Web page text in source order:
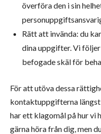
överföra den i sin
Rätt att invända: du
dina uppgifter. Vi
befogade skäl för
För att utöva dessa
kontaktuppgifterna längst
har ett klagomål på hur vi
gärna höra från dig, men